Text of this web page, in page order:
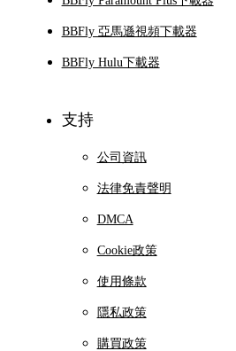
BBFly 亞馬遜視頻下載器
BBFly Hulu下載器
支持
公司資訊
法律免責聲明
DMCA
Cookie政策
使用條款
隱私政策
購買政策